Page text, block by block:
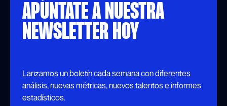
APÚNTATE A NUESTRA
NEWSLETTER HOY
Lanzamos un boletín cada semana con diferentes
análisis, nuevas métricas, nuevos talentos e informes
estadísticos.